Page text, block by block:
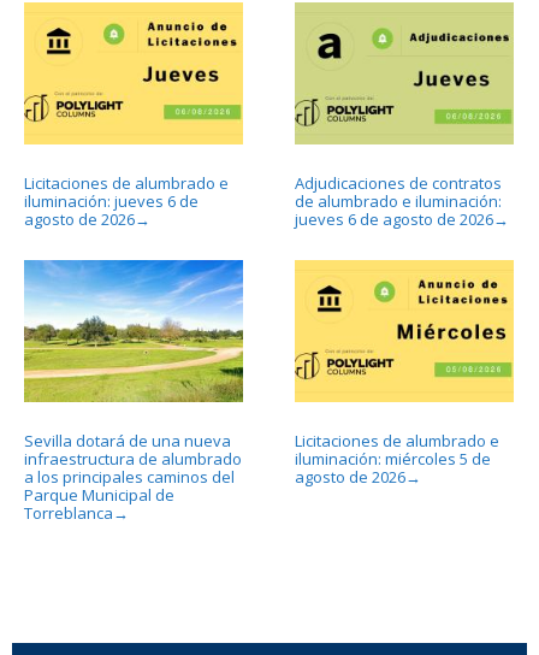
Licitaciones de alumbrado e
iluminación: jueves 6 de
agosto de 2026→
Adjudicaciones de contratos
de alumbrado e iluminación:
jueves 6 de agosto de 2026→
Sevilla dotará de una nueva
infraestructura de alumbrado
a los principales caminos del
Parque Municipal de
Torreblanca →
Licitaciones de alumbrado e
iluminación: miércoles 5 de
agosto de 2026→